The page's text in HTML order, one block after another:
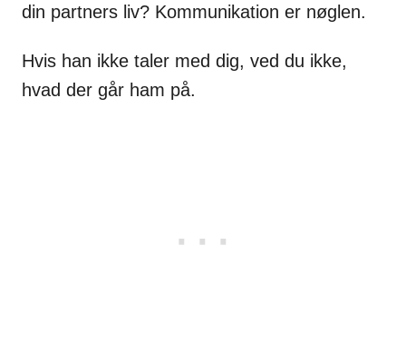
din partners liv? Kommunikation er nøglen.
Hvis han ikke taler med dig, ved du ikke,
hvad der går ham på.